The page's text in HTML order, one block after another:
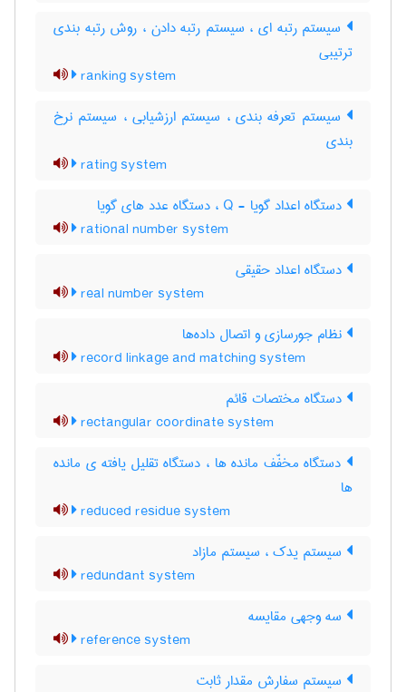
سیستم رتبه ای ، سیستم رتبه دادن ، روش رتبه بندی
ترتیبی
ranking system
سیستم تعرفه بندی ، سیستم ارزشیابی ، سیستم نرخ
بندی
rating system
دستگاه اعداد گویا - Q ، دستگاه عدد های گویا
rational number system
دستگاه اعداد حقیقی
real number system
نظام جورسازی و اتصال داده‌ها
record linkage and matching system
دستگاه مختصات قائم
rectangular coordinate system
دستگاه مخفّف مانده ها ، دستگاه تقلیل یافته ی مانده
ها
reduced residue system
سیستم یدک ، سیستم مازاد
redundant system
سه وجهی مقایسه
reference system
سیستم سفارش مقدار ثابت